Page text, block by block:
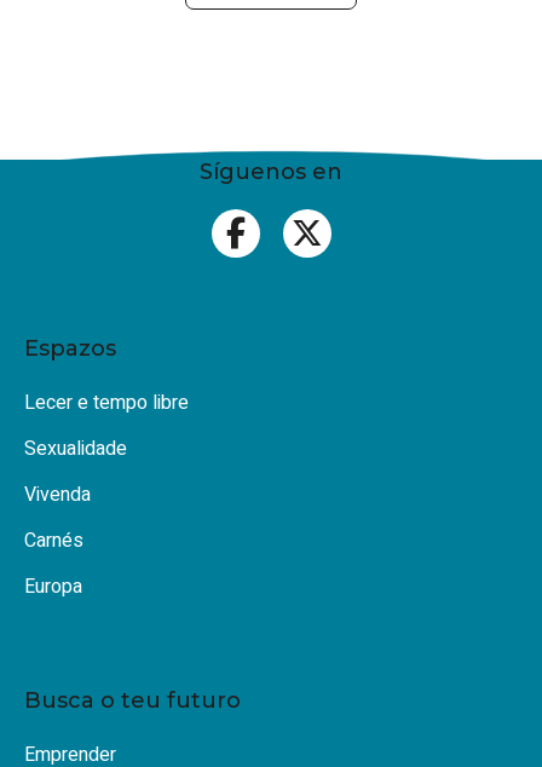
Síguenos en
Espazos
Lecer e tempo libre
Sexualidade
Vivenda
Carnés
Europa
Busca o teu futuro
Emprender